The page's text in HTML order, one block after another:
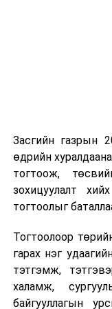
Шинэ хууль
дуудлагын
Мароккогийн
хувь Францын зах
40–50 мянган
Засгийн газрын
өдрийн
тогтоож,
зохицуулалт
тогтоолыг
Тогтоолоор
гарах нэг
тэтгэмж,
халамж,
байгууллагын